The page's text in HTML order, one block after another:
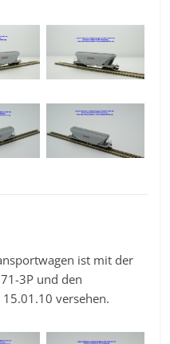
ist mit der
3P und den
15.01.10 versehen.